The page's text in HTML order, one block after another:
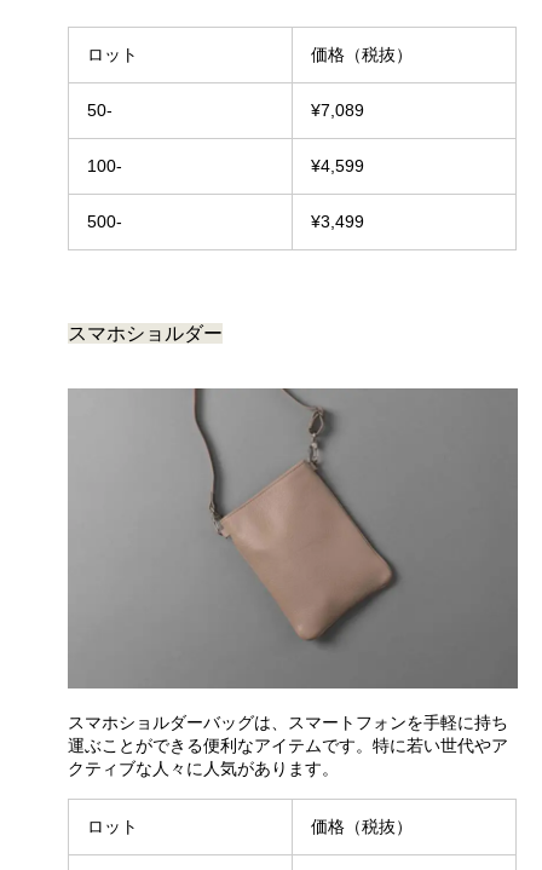
ロット 価格（税抜）
50- ¥7,089
100- ¥4,599
500- ¥3,499
スマホショルダー
スマホショルダーバッグは、スマートフォンを手軽に持ち
運ぶことができる便利なアイテムです。特に若い世代やア
クティブな人々に人気があります。
ロット 価格（税抜）